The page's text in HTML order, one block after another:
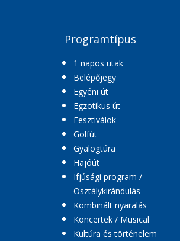
Programtípus
1 napos utak
Belépőjegy
Egyéni út
Egzotikus út
Fesztiválok
Golfút
Gyalogtúra
Hajóút
Ifjúsági program /
Osztálykirándulás
Kombinált nyaralás
Koncertek / Musical
Kultúra és történelem